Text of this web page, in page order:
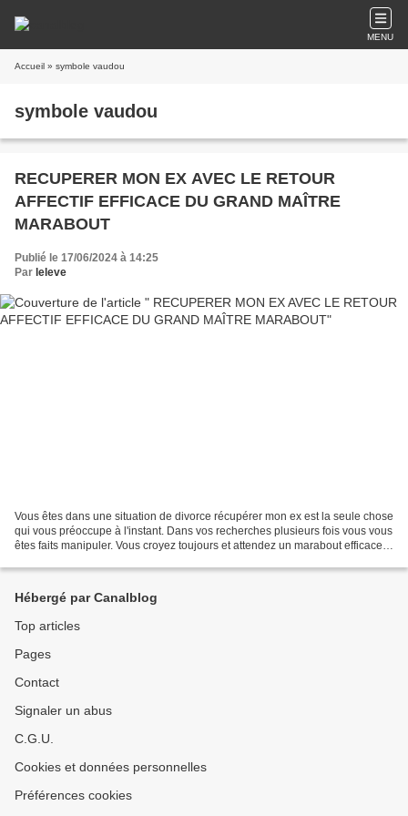
MENU
Accueil » symbole vaudou
symbole vaudou
RECUPERER MON EX AVEC LE RETOUR
AFFECTIF EFFICACE DU GRAND MAÎTRE
MARABOUT
Publié le 17/06/2024 à 14:25
Par leleve
Vous êtes dans une situation de divorce récupérer mon ex est la seule chose
qui vous préoccupe à l'instant. Dans vos recherches plusieurs fois vous vous
êtes faits manipuler. Vous croyez toujours et attendez un marabout efficace
Hébergé par Canalblog
Top articles
Pages
Contact
Signaler un abus
C.G.U.
Cookies et données personnelles
Préférences cookies